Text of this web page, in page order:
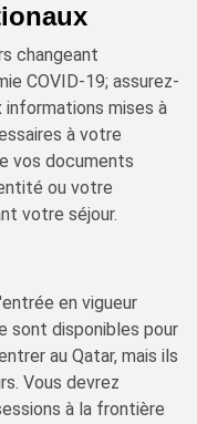
changeant
COVID-19; assurez-
informations mises à
à votre
vos documents
ou votre
votre séjour.
en vigueur
sont disponibles pour
au Qatar, mais ils
Vous devrez
à la frontière